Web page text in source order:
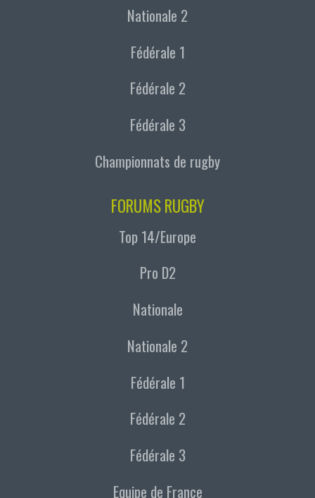
Nationale 2
Fédérale 1
Fédérale 2
Fédérale 3
Championnats de rugby
FORUMS RUGBY
Top 14/Europe
Pro D2
Nationale
Nationale 2
Fédérale 1
Fédérale 2
Fédérale 3
Equipe de France